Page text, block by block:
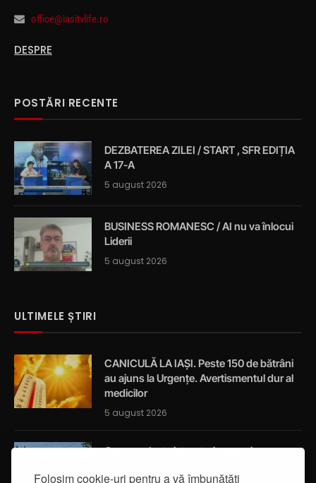
Folosim cookie-uri pentru a vă îmbunătăți
office@iasitvlife.ro
DESPRE
POSTĂRI RECENTE
DEZBATEREA ZILEI / START , SFR EDIȚIA
A 17-A
5 august 2026
BUSINESS ROMANESC / AI nu va înlocui
Liderii
5 august 2026
ULTIMELE ȘTIRI
CANICULĂ LA IAȘI. Peste 150 de bătrâni
au ajuns la Urgențe. Avertismentul dur al
medicilor
5 august 2026
Cum a salvat viața a trei oameni un